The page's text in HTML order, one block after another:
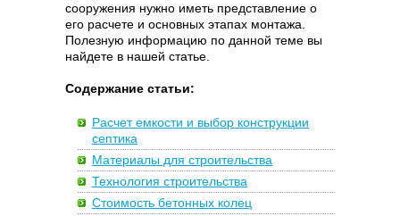
сооружения нужно иметь представление о
его расчете и основных этапах монтажа.
Полезную информацию по данной теме вы
найдете в нашей статье.
Содержание статьи:
Расчет емкости и выбор конструкции
септика
Материалы для строительства
Технология строительства
Стоимость бетонных колец